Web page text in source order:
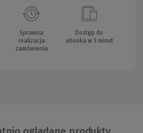
Sprawna
realizacja
zamówienia
Dostęp do
ebooka w 5 minut